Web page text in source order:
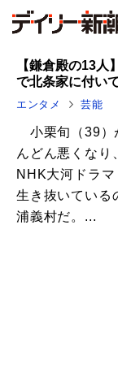
【鎌倉殿の13
で北条家に付い
エンタメ 芸能
小栗旬（39）
んどん悪くなり
NHK大河ドラ
生き抜いている
浦義村だ。...